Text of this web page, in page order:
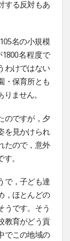
する反対もあ
名の小規模
名程度で
わけではない
・保育所とも
ません。
のですが，夕
を見かけられ
たので，意外
。
で，子ども達
，ほとんどの
うです。そう
教育がどう貢
でこの地域の